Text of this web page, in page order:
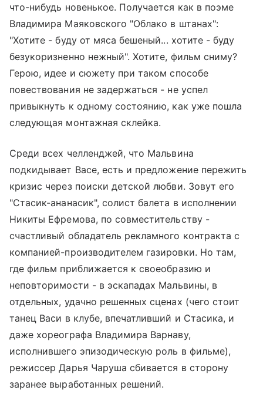
что-нибудь новенькое. Получается как в поэме
Владимира Маяковского "Облако в штанах":
"Хотите - буду от мяса бешеный... хотите - буду
безукоризненно нежный". Хотите, фильм сниму?
Герою, идее и сюжету при таком способе
повествования не задержаться - не успел
привыкнуть к одному состоянию, как уже пошла
следующая монтажная склейка.
Среди всех челленджей, что Мальвина
подкидывает Васе, есть и предложение пережить
кризис через поиски детской любви. Зовут его
"Стасик-ананасик", солист балета в исполнении
Никиты Ефремова, по совместительству -
счастливый обладатель рекламного контракта с
компанией-производителем газировки. Но там,
где фильм приближается к своеобразию и
неповторимости - в эскападах Мальвины, в
отдельных, удачно решенных сценах (чего стоит
танец Васи в клубе, впечатливший и Стасика, и
даже хореографа Владимира Варнаву,
исполнившего эпизодическую роль в фильме),
режиссер Дарья Чаруша сбивается в сторону
заранее выработанных решений.